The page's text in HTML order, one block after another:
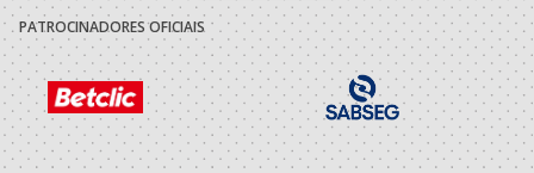
PATROCINADORES OFICIAIS